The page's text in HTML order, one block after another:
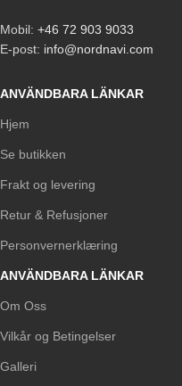
Mobil: +46 72 903 9033
E-post: info@nordnavi.com
ANVÄNDBARA LÄNKAR
Hjem
Se butikken
Frakt og levering
Retur & Refusjoner
Personvernerklæring
ANVÄNDBARA LÄNKAR
Om Oss
Vilkår og Betingelser
Galleri